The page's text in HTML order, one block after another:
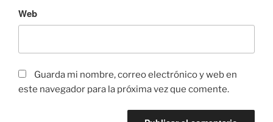
Web
Guarda mi nombre, correo electrónico y web en
este navegador para la próxima vez que comente.